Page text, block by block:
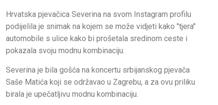
Hrvatska pjevačica Severina na svom Instagram profilu
podijelila je snimak na kojem se može vidjeti kako "tjera"
automobile s ulice kako bi prošetala sredinom ceste i
pokazala svoju modnu kombinaciju.
Severina je bila gošća na koncertu srbijanskog pjevača
Saše Matića koji se održavao u Zagrebu, a za ovu priliku
birala je upečatljivu modnu kombinaciju.